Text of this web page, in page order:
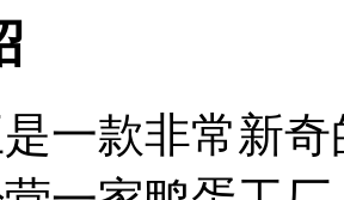
一款非常新奇